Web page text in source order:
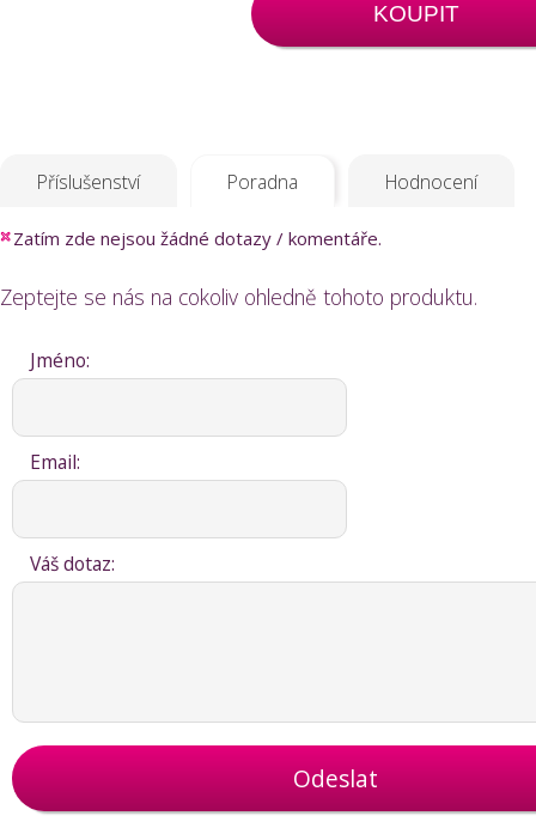
KOUPIT
Příslušenství Poradna Hodnocení
Zatím zde nejsou žádné dotazy / komentáře.
Zeptejte se nás na cokoliv ohledně tohoto produktu.
Jméno:
Email:
Váš dotaz:
Odeslat